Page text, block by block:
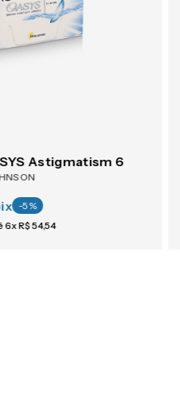
Astigmatism 6
-5%
6xR$54,54